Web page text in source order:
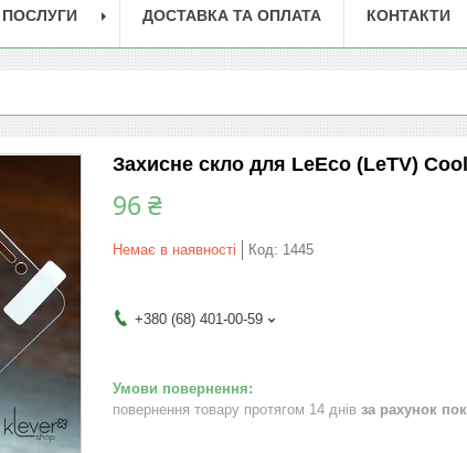
ДОСТАВКА ТА ОПЛАТА КОНТАКТИ
Захисне скло для LeEco (LeTV)
96 ₴
Немає в наявності Код: 1445
+380 (68) 401-00-59
повернення товару протягом 14 днів за рахунок